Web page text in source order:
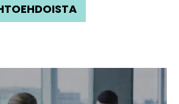
tuotteella